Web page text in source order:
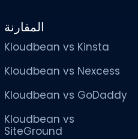
المقارنة
Kloudbean vs Kinsta
Kloudbean vs Nexcess
Kloudbean vs GoDaddy
Kloudbean vs
SiteGround